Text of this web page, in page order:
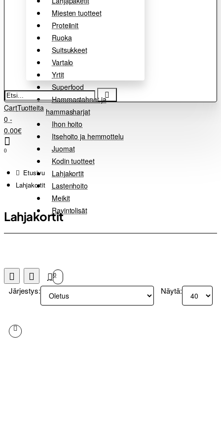
Miesten tuotteet
Proteiinit
Ruoka
Suitsukkeet
Vartalo
Yrtit
Superfood
Hammastahnat ja
hammasharjat
Ihon hoito
Itsehoito ja hemmottelu
Juomat
Kodin tuotteet
Lahjakortit
Lastenhoito
Meikit
Ravintolisät
Etsi...
CartTuotteita
0 -
0.00€
0
home
Lahjakortit
Lahjakortit
0
Järjestys: Näytä: